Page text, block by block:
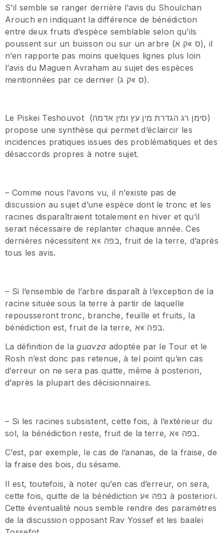
S’il semble se ranger derrière l’avis du Shoulchan
Arouch en indiquant la différence de bénédiction
entre deux fruits d’espèce semblable selon qu’ils
poussent sur un buisson ou sur un arbre (ס »ק א), il
n’en rapporte pas moins quelques lignes plus loin
l’avis du Maguen Avraham au sujet des espèces
mentionnées par ce dernier (ס »ק ג).
Le Piskei Teshouvot (סימן רג הגדרת מין עץ ומין אדמה)
propose une synthèse qui permet d’éclaircir les
incidences pratiques issues des problématiques et des
désaccords propres à notre sujet.
– Comme nous l’avons vu, il n’existe pas de
discussion au sujet d’une espèce dont le tronc et les
racines disparaîtraient totalement en hiver et qu’il
serait nécessaire de replanter chaque année. Ces
dernières nécessitent בפה »א, fruit de la terre, d’après
tous les avis.
– Si l’ensemble de l’arbre disparaît à l’exception de la
racine située sous la terre à partir de laquelle
repousseront tronc, branche, feuille et fruits, la
bénédiction est, fruit de la terre, בפה »א.
La définition de laguavza adoptée par le Tour et le
Rosh n’est donc pas retenue, à tel point qu’en cas
d’erreur on ne sera pas quitte, même à posteriori,
d’après la plupart des décisionnaires.
– Si les racines subsistent, cette fois, à l’extérieur du
sol, la bénédiction reste, fruit de la terre, בפה »א.
C’est, par exemple, le cas de l’ananas, de la fraise, de
la fraise des bois, du sésame.
Il est, toutefois, à noter qu’en cas d’erreur, on sera,
cette fois, quitte de la bénédiction בפה »ע à posteriori.
Cette éventualité nous semble rendre des paramètres
de la discussion opposant Rav Yossef et les baalei